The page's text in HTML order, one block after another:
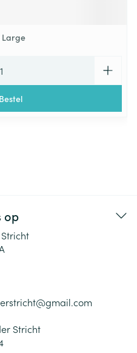
Large
Bestel
op
gmail.com
Stricht